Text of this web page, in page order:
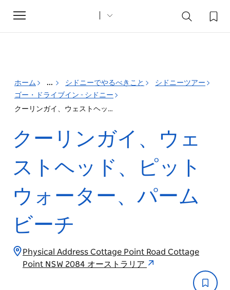
Toggle
navigation
ホーム ... シドニーでやるべきこと
シドニーツアー
ゴー・ドライブイン - シドニー
クーリンガイ、ウェストヘッド、ピットウォーター、パームビーチ
クーリンガイ、ウェ
ストヘッド、ピット
ウォーター、パーム
ビーチ
Physical Address Cottage Point Road Cottage
Point NSW 2084 オーストラリア